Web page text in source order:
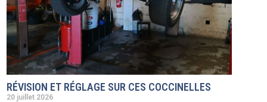
RÉVISION ET RÉGLAGE SUR CES COCCINELLES
20 juillet 2026